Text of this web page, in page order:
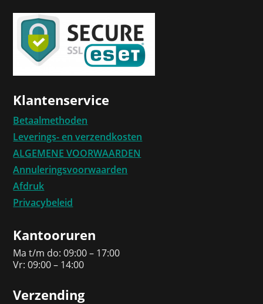
Klantenservice
Betaalmethoden
Leverings- en verzendkosten
ALGEMENE VOORWAARDEN
Annuleringsvoorwaarden
Afdruk
Privacybeleid
Kantooruren
Ma t/m do: 09:00 – 17:00
Vr: 09:00 – 14:00
Verzending